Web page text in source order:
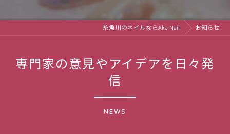
糸魚川のネイルならAka Nail お知らせ
専門家の意見やアイデアを日々発
信
NEWS